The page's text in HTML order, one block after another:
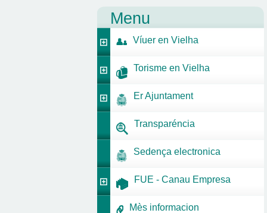
Menu
Víuer en Vielha
Torisme en Vielha
Er Ajuntament
Transparéncia
Sedença electronica
FUE - Canau Empresa
Mès informacion